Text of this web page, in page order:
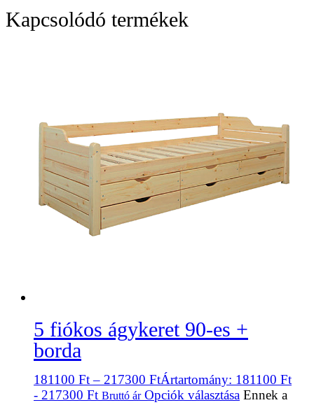
Kapcsolódó termékek
5 fiókos ágykeret 90-es +
borda
181100 Ft – 217300 FtÁrtartomány: 181100 Ft
- 217300 Ft Bruttó ár Opciók választása Ennek a